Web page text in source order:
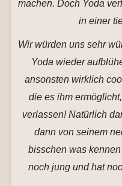
machen. Doch Yoda
in einer
Wir würden uns sehr
Yoda wieder
ansonsten wirklich
die es ihm
verlassen! Natürlich
dann von seinem
bisschen was
noch jung und hat